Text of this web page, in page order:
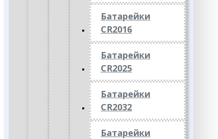
Батарейки
CR2016
Батарейки
CR2025
Батарейки
CR2032
Батарейки